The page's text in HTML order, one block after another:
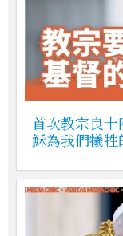
首次教宗良
穌為我們犧